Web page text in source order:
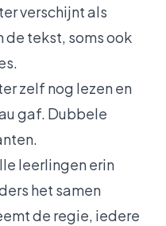
verschijnt als
de tekst, soms ook
zelf nog lezen en
gaf. Dubbele
leerlingen erin
het samen
de regie, iedere